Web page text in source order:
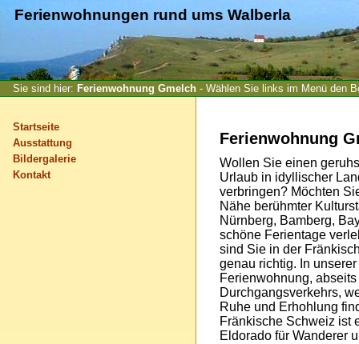
Ferienwohnungen rund ums Walberla
Sie sind hier: Ferienwohnung Gmelch - Wählen Sie links im Menü den
Ferienwohnung
Wollen Sie einen
Urlaub in idyllischer
verbringen? Möchten
Nähe berühmter
Nürnberg, Bamberg,
schöne Ferientage
sind Sie in der
genau richtig. In
Ferienwohnung,
Durchgangsverkehrs,
Ruhe und Erhohlung
Fränkische Schweiz ist
Eldorado für Wanderer
Startseite
Ausstattung
Bildergalerie
Kontakt